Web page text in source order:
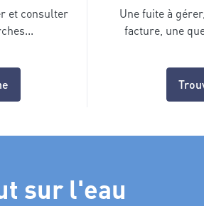
et consulter
Une fuite à
facture, une
sur l'eau